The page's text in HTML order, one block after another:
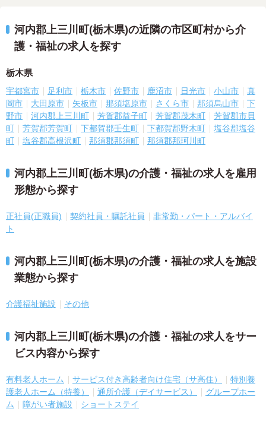
河内郡上三川町(栃木県)の近隣の市区町村から介
護・福祉の求人を探す
栃木県
宇都宮市 足利市 栃木市 佐野市 鹿沼市 日光市 小山市
真
岡市
大田原市 矢板市 那須塩原市 さくら市 那須烏山市
下
野市
河内郡上三川町 芳賀郡益子町 芳賀郡茂木町
芳賀郡市貝
町
芳賀郡芳賀町 下都賀郡壬生町 下都賀郡野木町
塩谷郡塩谷
町
塩谷郡高根沢町 那須郡那須町 那須郡那珂川町
河内郡上三川町(栃木県)の介護・福祉の求人を雇用
形態から探す
正社員(正職員) 契約社員・嘱託社員
非常勤・パート・アルバイ
ト
河内郡上三川町(栃木県)の介護・福祉の求人を施設
業態から探す
介護福祉施設 その他
河内郡上三川町(栃木県)の介護・福祉の求人をサー
ビス内容から探す
有料老人ホーム サービス付き高齢者向け住宅（サ高住）
特別養
護老人ホーム（特養）
通所介護（デイサービス）
グループホー
ム
障がい者施設 ショートステイ